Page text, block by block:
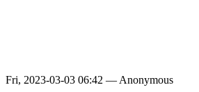
Fri, 2023-03-03 06:42 — Anonymous